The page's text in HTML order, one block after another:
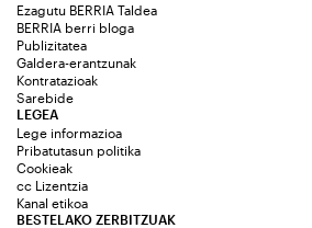
Ezagutu BERRIA Taldea
BERRIA berri bloga
Publizitatea
Galdera-erantzunak
Kontratazioak
Sarebide
LEGEA
Lege informazioa
Pribatutasun politika
Cookieak
cc Lizentzia
Kanal etikoa
BESTELAKO ZERBITZUAK